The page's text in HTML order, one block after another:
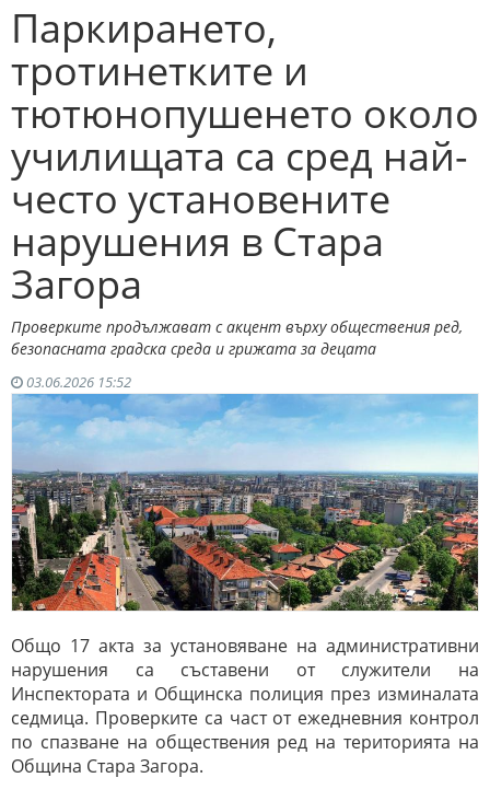
Паркирането,
тротинетките и
тютюнопушенето около
училищата са сред най-
често установените
нарушения в Стара
Загора
Проверките продължават с акцент върху обществения ред,
безопасната градска среда и грижата за децата
03.06.2026 15:52
Общо 17 акта за установяване на административни
нарушения са съставени от служители на
Инспектората и Общинска полиция през изминалата
седмица. Проверките са част от ежедневния контрол
по спазване на обществения ред на територията на
Община Стара Загора.